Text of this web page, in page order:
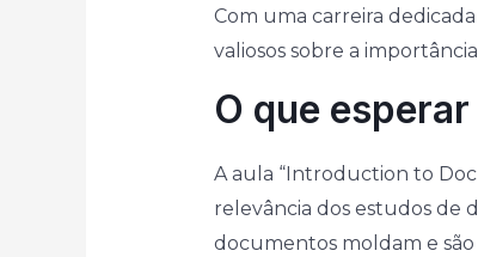
Com uma carreira
valiosos sobre a
O que
A aula “Introduction to
relevância dos estudos de
documentos moldam e